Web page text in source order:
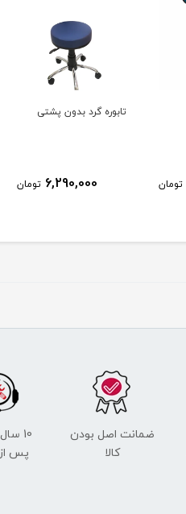
تومان
تابوره گرد بدون پشتی
6,290,000 تومان
ضمانت اصل بودن
کالا
10
پس